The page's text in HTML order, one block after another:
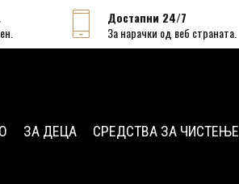
Достапни 24/7
За нарачки од веб страната.
ЗА ДЕЦА СРЕДСТВА ЗА ЧИСТЕЊЕ